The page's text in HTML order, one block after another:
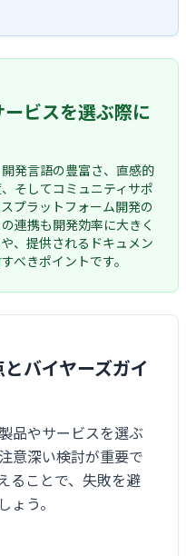
ビスを選ぶ際に
発言語の豊富さ、直感的
そしてコミュニティサポ
プラットフォーム開発の
連携も開発効率に大きく
、提供されるドキュメン
べきポイントです。
バイヤーズガイ
品やサービスを選ぶ
意深い検討が重要で
ることで、失敗を避
う。